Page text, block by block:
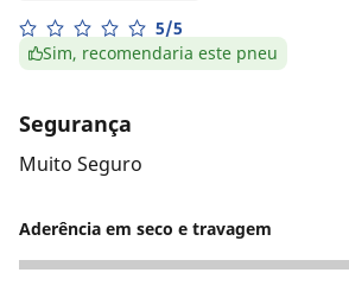
5/5
Sim, recomendaria este pneu
Segurança
Muito Seguro
Aderência em seco e travagem
5